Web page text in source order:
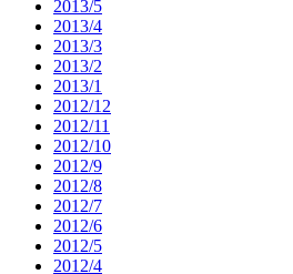
2013/5
2013/4
2013/3
2013/2
2013/1
2012/12
2012/11
2012/10
2012/9
2012/8
2012/7
2012/6
2012/5
2012/4